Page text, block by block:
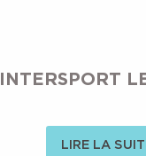
INTERSPORT
LIRE LA